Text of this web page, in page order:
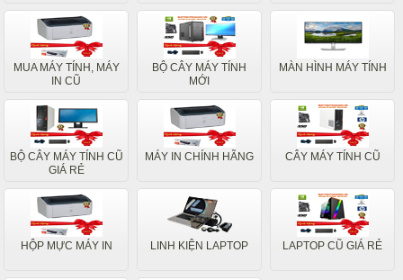
MUA MÁY TÍNH, MÁY
IN CŨ
BỘ CÂY MÁY TÍNH
MỚI
MÀN HÌNH MÁY TÍNH
BỘ CÂY MÁY TÍNH CŨ
GIÁ RẺ
MÁY IN CHÍNH HÃNG CÂY MÁY TÍNH CŨ
HỘP MỰC MÁY IN LINH KIỆN LAPTOP LAPTOP CŨ GIÁ RẺ